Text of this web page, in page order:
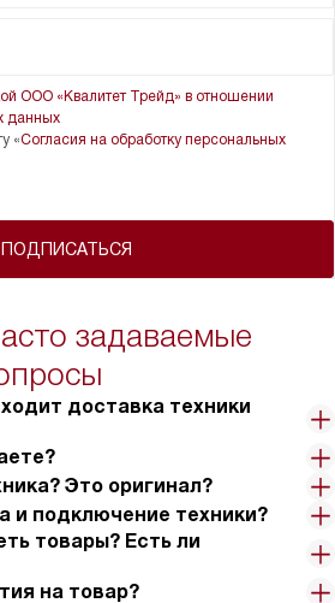
ПОДПИСАТЬСЯ
ООО «Квалитет Трейд» в отношении
данных
«Согласия на обработку персональных
задаваемые
доставка техники
Это оригинал?
и подключение техники?
товары? Есть ли
на товар?